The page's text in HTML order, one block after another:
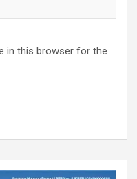
in this browser for the